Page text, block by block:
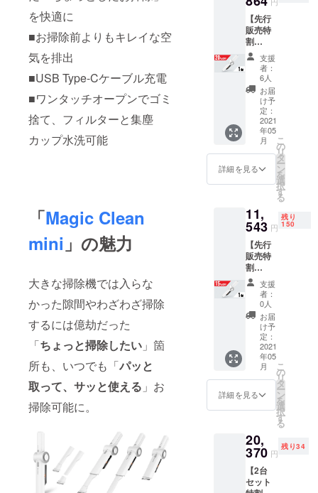
を快適に
■お掃除前よりもキレイな空
気を排出
■USB Type-Cケーブル充電
■ワンタッチオープンでゴミ
捨て、フィルターと集塵
カップ水洗可能
「Magic Clean
mini 」の魅力
大きな掃除機では入らな
かった隙間やわざわざ掃除
するには億劫だった
「ちょっと掃除したい 」箇
所も、いつでも「パッと
取って、サッと使える 」お
掃除可能に。
ビューティ
テック）ブ
ランドを立
ち上げ、
Beauty＆
Technology
の融合をス
ローガン
に。最先端
の技術を盛
り込みつつ
優れたデザ
ね備えた、
新しい価
値・市場を
創造する新
機軸の家電
ブランドの
確立を目指
【先行
販売特
割
20%OF
F】 -----
-----------
-----------
------- ※
梱包明
細：
JY33（
本体、
隙間ノ
ズル、
ブラ
シ、
Type-C
ケーブ
ル
1.2m、
充電
器、取
扱説明
書）＋
交換用
HEPA
フィル
ターx1
個 ＋ 交
換用ス
ポンジ
フィル
ターx1
は、税
込予定
販売価
格
(12,980
支援
者：
6人
お届
け予
定：
2021
年05
月
詳細を見る
こ
の
リ
タ
ー
ン
を
選
択
す
る
11,
543 円
残り
150
【先行
販売特
割
15%OF
F】 -----
-----------
-----------
------- ※
梱包明
細：
JY33（
本体、
隙間ノ
ズル、
ブラ
シ、
Type-C
ケーブ
ル
1.2m、
充電
支援
者：
0人
お届
け予
定：
2021
年05
月
詳細を見る
こ
の
リ
タ
ー
ン
を
選
択
す
る
20,
370 円
残り34
【2台
セット